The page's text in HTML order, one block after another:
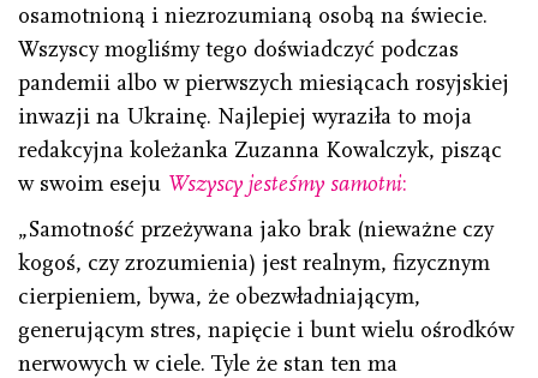
osamotnioną i niezrozumianą osobą na świecie.
Wszyscy mogliśmy tego doświadczyć podczas
pandemii albo w pierwszych miesiącach rosyjskiej
inwazji na Ukrainę. Najlepiej wyraziła to moja
redakcyjna koleżanka Zuzanna Kowalczyk, pisząc
w swoim eseju Wszyscy jesteśmy samotni:
„Samotność przeżywana jako brak (nieważne czy
kogoś, czy zrozumienia) jest realnym, fizycznym
cierpieniem, bywa, że obezwładniającym,
generującym stres, napięcie i bunt wielu ośrodków
nerwowych w ciele. Tyle że stan ten ma